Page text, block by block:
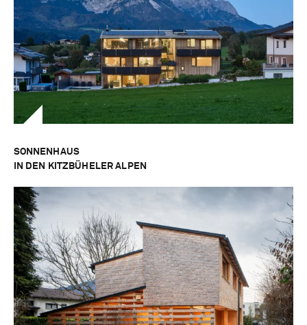
SONNENHAUS
IN DEN KITZBÜHELER ALPEN